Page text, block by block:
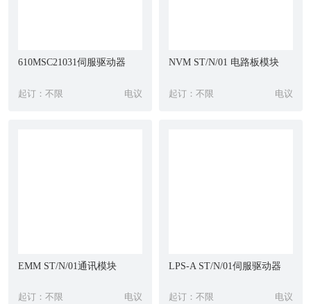
610MSC21031伺服驱动器
起订：不限 电议
NVM ST/N/01 电路板模块
起订：不限 电议
EMM ST/N/01通讯模块
起订：不限 电议
LPS-A ST/N/01伺服驱动器
起订：不限 电议